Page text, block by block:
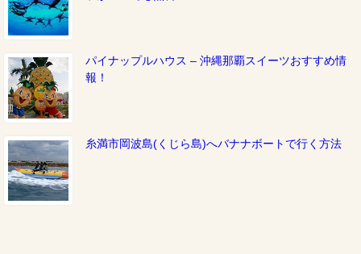
パイナップルハウス – 沖縄那覇スイーツおすすめ情
報！
糸満市岡波島(くじら島)へバナナボートで行く方法